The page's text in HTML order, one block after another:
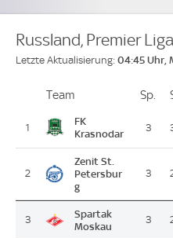
Russland, Premier Liga
Letzte Aktualisierung: 04:45 Uhr,
PlatzTeam Sp.
1
FK
Krasnodar
3
2
Zenit St.
Petersbur
g
3
3
Spartak
Moskau
3